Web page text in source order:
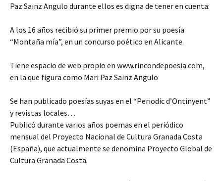
Paz Sainz Angulo durante ellos es digna de tener en cuenta:
A los 16 años recibió su primer premio por su poesía
“Montaña mía”, en un concurso poético en Alicante.
Tiene espacio de web propio en www.rincondepoesia.com,
en la que figura como Mari Paz Sainz Angulo
Se han publicado poesías suyas en el “Periodic d’Ontinyent”
y revistas locales…
Publicó durante varios años poemas en el periódico
mensual del Proyecto Nacional de Cultura Granada Costa
(España), que actualmente se denomina Proyecto Global de
Cultura Granada Costa.